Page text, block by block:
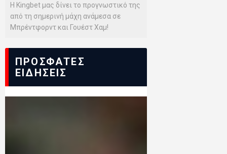
Η Kingbet μας δίνει το προγνωστικό της
από τη σημερινή μάχη ανάμεσα σε
Μπρέντφορντ και Γουέστ Χαμ!
ΠΡΟΣΦΑΤΕΣ
ΕΙΔΗΣΕΙΣ